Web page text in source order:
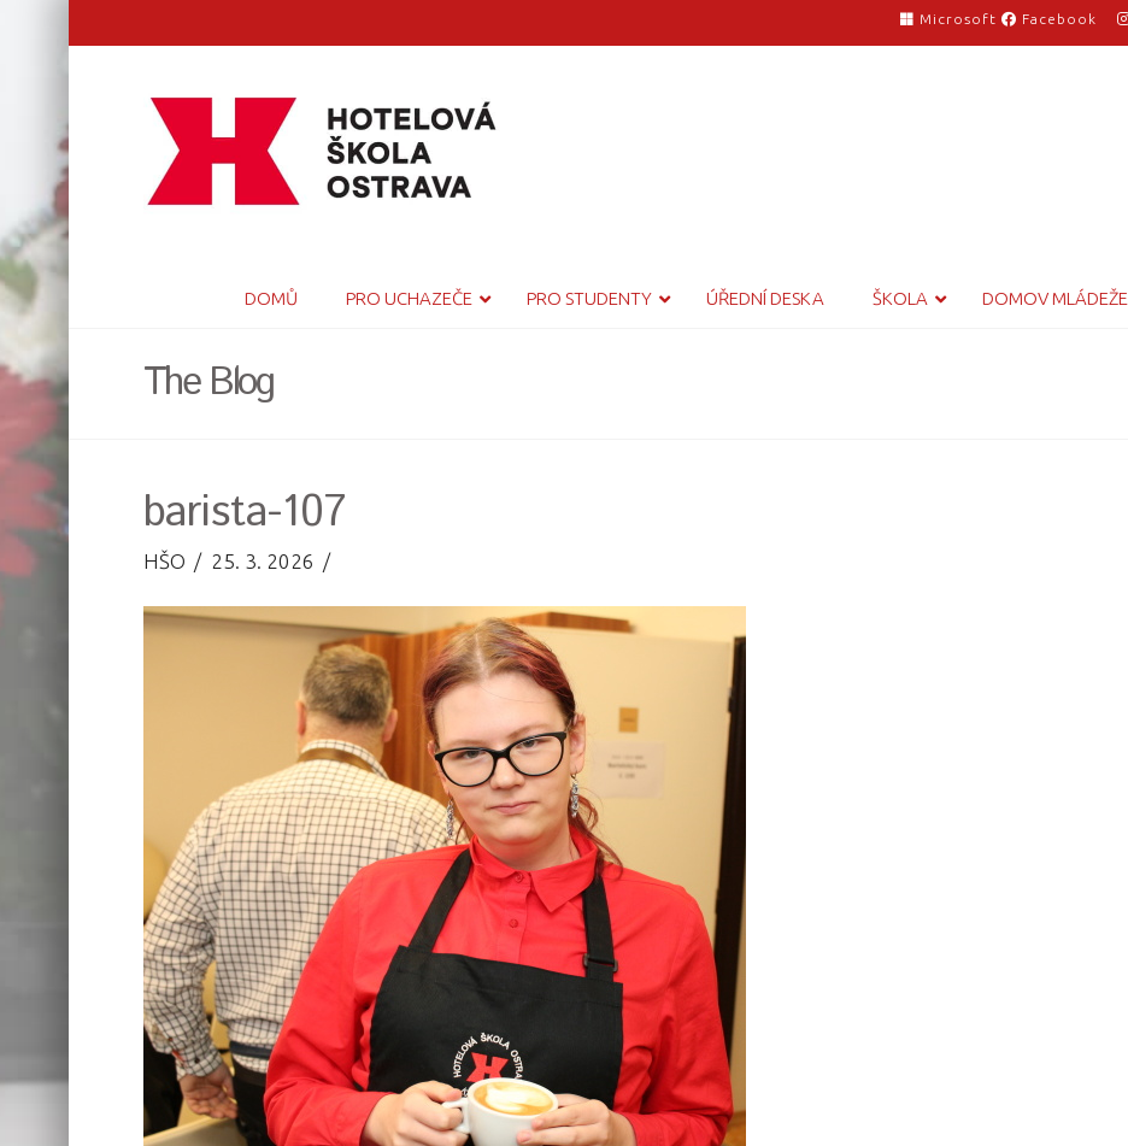
Microsoft Facebook
DOMŮ PRO UCHAZEČE PRO STUDENTY ÚŘEDNÍ DESKA ŠKOLA DOMOV MLÁDEŽE
The Blog
barista-107
HŠO 25. 3. 2026